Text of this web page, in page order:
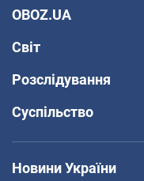
OBOZ.UA
Світ
Розслідування
Суспільство
Новини України